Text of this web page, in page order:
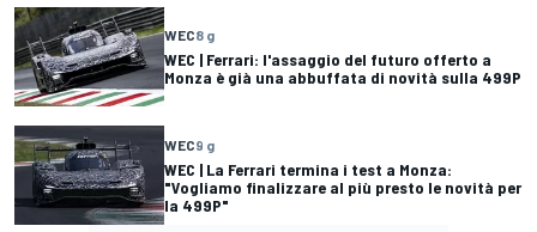
WEC8 g
WEC | Ferrari: l'assaggio del futuro offerto a
Monza è già una abbuffata di novità sulla 499P
WEC9 g
WEC | La Ferrari termina i test a Monza:
"Vogliamo finalizzare al più presto le novità per
la 499P"